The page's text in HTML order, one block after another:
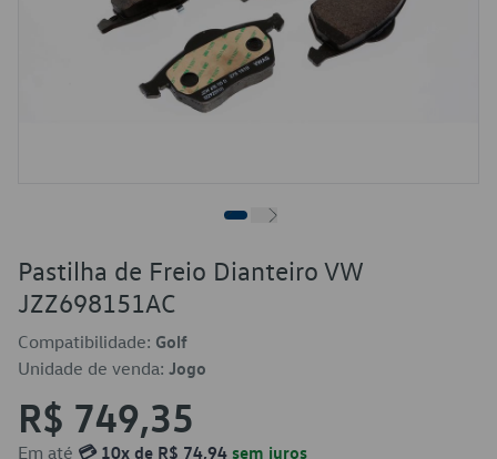
Pastilha de Freio Dianteiro VW
JZZ698151AC
Compatibilidade: Golf
Unidade de venda: Jogo
R$ 749,35
Em até 💳 10x de R$ 74,94 sem juros